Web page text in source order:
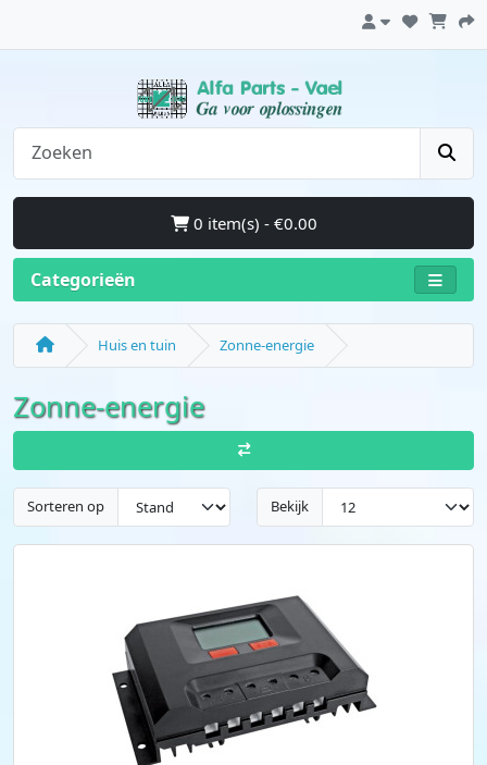
0 item(s) - €0.00
Categorieën
Huis en tuin Zonne-energie
Zonne-energie
Sorteren op Bekijk